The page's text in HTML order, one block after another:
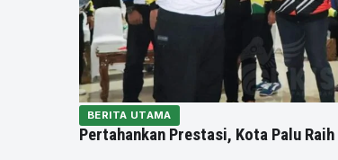
BERITA UTAMA
Pertahankan Prestasi, Kota Palu